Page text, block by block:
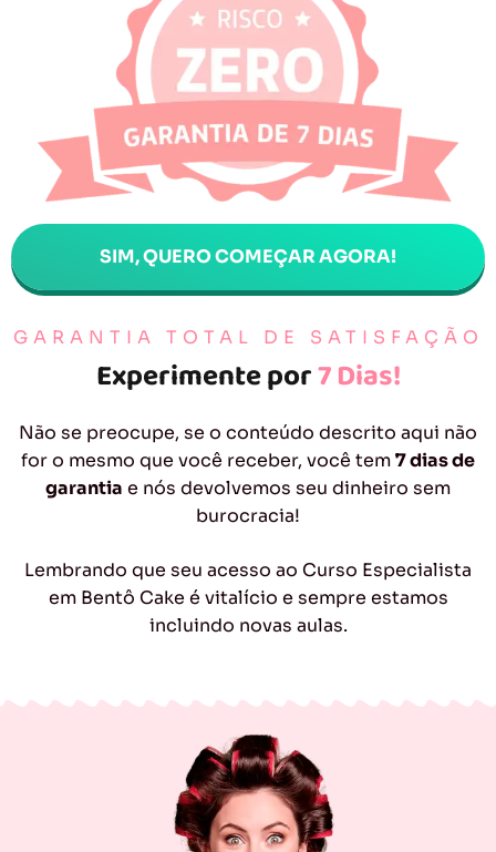
GARANTIA TOTAL DE SATISFAÇÃO
Experimente por7 Dias!
Não se preocupe, se o conteúdo descrito aqui não
for o mesmo que você receber, você tem7 dias de
garantia e nós devolvemos seu dinheiro sem
burocracia!
Lembrando que seu acesso ao Curso Especialista
em Bentô Cake é vitalício e sempre estamos
incluindo novas aulas.
SIM, QUERO COMEÇAR AGORA!